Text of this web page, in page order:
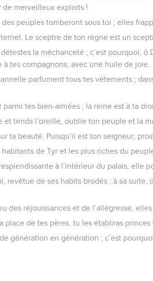
de merveilleux exploits !
des peuples tomberont sous toi ; elles
Le sceptre de ton règne est un
la méchanceté ; c’est pourquoi, ô
tes compagnons, avec une huile de joie.
parfument tous tes vêtements ;
tes bien-aimées ; la reine est à ta
et tends l’oreille, oublie ton peuple et la
ta beauté. Puisqu’il est ton seigneur,
de Tyr et les plus riches du
à l’intérieur du palais, elle
revêtue de ses habits brodés ; à sa suite,
des réjouissances et de l’allégresse,
place de tes pères, tu les établiras princes
génération en génération ; c’est